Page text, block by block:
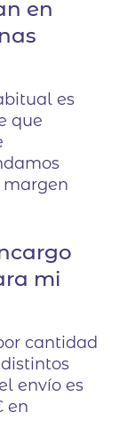
en
es
que
margen
mi
cantidad
envío es
en